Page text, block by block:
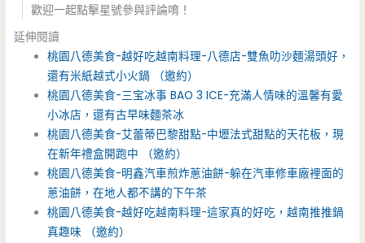
歡迎一起點擊星號參與評論唷！
延伸閱讀
桃園八德美食-越好吃越南料理-八德店-雙魚叻沙麵湯頭好，
還有米紙越式小火鍋 （邀約）
桃園八德美食-三宝冰事 BAO 3 ICE-充滿人情味的溫馨有愛
小冰店，還有古早味麵茶冰
桃園八德美食-艾蕾蒂巴黎甜點-中壢法式甜點的天花板，現
在新年禮盒開跑中 （邀約）
桃園八德美食-明鑫汽車煎炸蔥油餅-躲在汽車修車廠裡面的
蔥油餅，在地人都不講的下午茶
桃園八德美食-越好吃越南料理-這家真的好吃，越南推推鍋
真趣味 （邀約）